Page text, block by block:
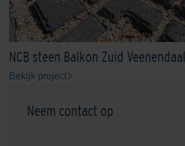
NCB steen Balkon Zuid Veenendaal
Bekijk project
Neem contact op